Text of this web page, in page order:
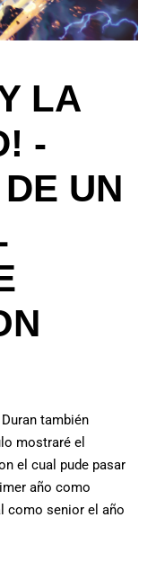
LA
-
UN
también
mostraré el
el cual pude pasar
año como
como senior el año